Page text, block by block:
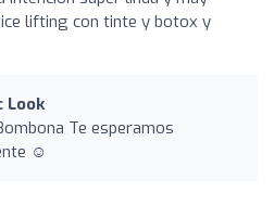
lifting con tinte y botox y
Look
Te esperamos
☺️